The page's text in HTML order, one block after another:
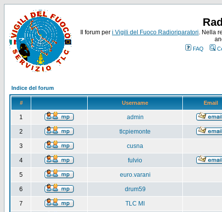
Il forum per i Vigili del Fuoco Radioriparatori. Nella
FAQ
Indice del forum
# Username Email
1 admin
2 tlcpiemonte
3 cusna
4 fulvio
5 euro.varani
6 drum59
7 TLC MI